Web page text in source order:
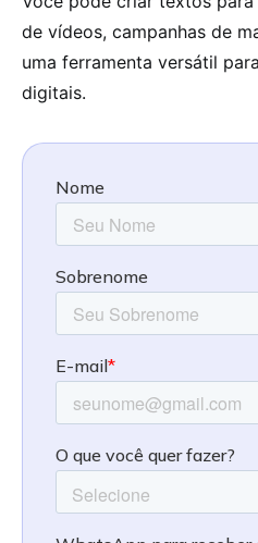
de vídeos, campanhas de
uma ferramenta versátil
digitais.